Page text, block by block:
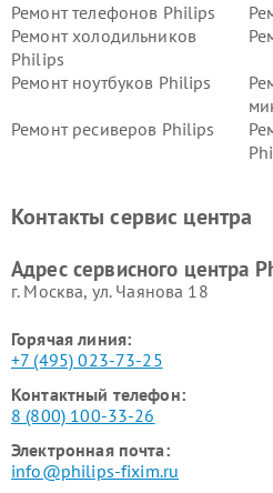
Ремонт телефонов Philips
Ремонт холодильников
Philips
Ремонт ноутбуков Philips
Ремонт ресиверов Philips
Ремонт стиральных машин
Контакты сервис центра
Адрес сервисного центра
г. Москва, ул. Чаянова 18
Горячая линия:
+7 (495) 023-73-25
Контактный телефон:
8 (800) 100-33-26
Электронная почта:
info@philips-fixim.ru